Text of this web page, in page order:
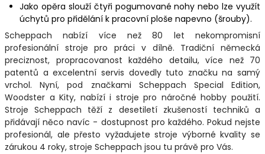
Jako opěra slouží čtyři pogumované nohy nebo lze využít
úchytů pro přidělání k pracovní ploše napevno (šrouby).
Scheppach nabízí více než 80 let nekompromisní
profesionální stroje pro práci v dílně. Tradiční německá
preciznost, propracovanost každého detailu, více než 70
patentů a excelentní servis dovedly tuto značku na samý
vrchol. Nyní, pod značkami Scheppach Special Edition,
Woodster a Kity, nabízí i stroje pro náročné hobby použití.
Stroje Scheppach těží z desetiletí zkušeností techniků a
přidávají něco navíc - dostupnost pro každého. Pokud nejste
profesionál, ale přesto vyžadujete stroje výborné kvality se
zárukou 4 roky, stroje Scheppach jsou tu právě pro Vás.